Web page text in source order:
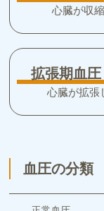
心臓が収
拡張期血圧
心臓が拡張
血圧の分類